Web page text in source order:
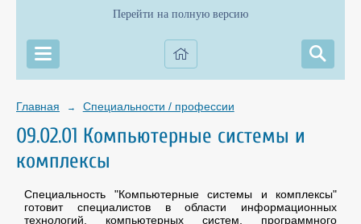
Перейти на полную версию
Главная → Специальности / профессии
09.02.01 Компьютерные системы и
комплексы
Специальность "Компьютерные системы и комплексы"
готовит специалистов в области информационных
технологий, компьютерных систем, программного